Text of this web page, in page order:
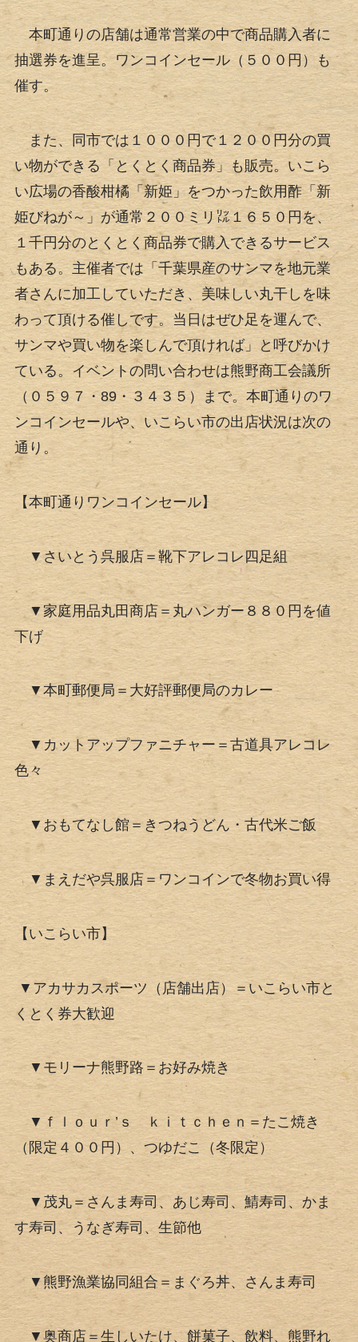
本町通りの店舗は通常営業の中で商品購入者に
抽選券を進呈。ワンコインセール（５００円）も
催す。
また、同市では１０００円で１２００円分の買
い物ができる「とくとく商品券」も販売。いこら
い広場の香酸柑橘「新姫」をつかった飲用酢「新
姫びねが～」が通常２００ミリ㍑１６５０円を、
１千円分のとくとく商品券で購入できるサービス
もある。主催者では「千葉県産のサンマを地元業
者さんに加工していただき、美味しい丸干しを味
わって頂ける催しです。当日はぜひ足を運んで、
サンマや買い物を楽しんで頂ければ」と呼びかけ
ている。イベントの問い合わせは熊野商工会議所
（０５９７・89・３４３５）まで。本町通りのワ
ンコインセールや、いこらい市の出店状況は次の
通り。
【本町通りワンコインセール】
▼さいとう呉服店＝靴下アレコレ四足組
▼家庭用品丸田商店＝丸ハンガー８８０円を値
下げ
▼本町郵便局＝大好評郵便局のカレー
▼カットアップファニチャー＝古道具アレコレ
色々
▼おもてなし館＝きつねうどん・古代米ご飯
▼まえだや呉服店＝ワンコインで冬物お買い得
【いこらい市】
▼アカサカスポーツ（店舗出店）＝いこらい市と
くとく券大歓迎
▼モリーナ熊野路＝お好み焼き
▼ｆｌｏｕｒ’ｓ ｋｉｔｃｈｅｎ＝たこ焼き
（限定４００円）、つゆだこ（冬限定）
▼茂丸＝さんま寿司、あじ寿司、鯖寿司、かま
す寿司、うなぎ寿司、生節他
▼熊野漁業協同組合＝まぐろ丼、さんま寿司
▼奥商店＝生しいたけ、餅菓子、飲料、熊野れ